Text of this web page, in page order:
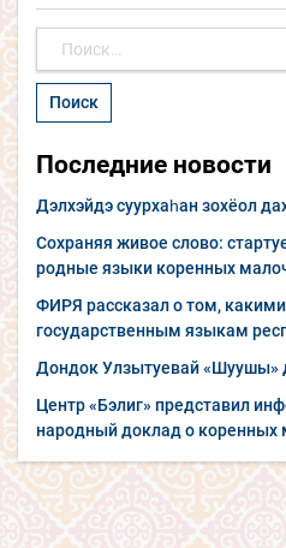
Последние новости
Дэлхэйдэ суурхаһан зохёол
Сохраняя живое слово:
родные языки коренных
ФИРЯ рассказал о том,
государственным языкам
Дондок Улзытуевай «Шуушы»
Центр «Бэлиг» представил
народный доклад о коренных